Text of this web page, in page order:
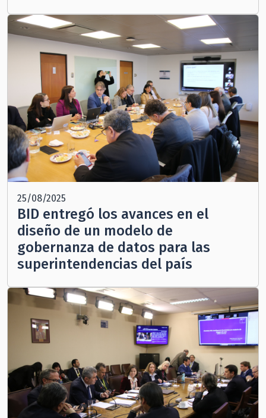
25/08/2025
BID entregó los avances en el
diseño de un modelo de
gobernanza de datos para las
superintendencias del país